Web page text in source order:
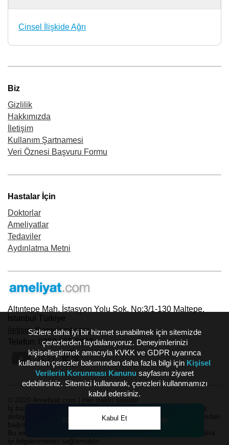
Sizlere daha iyi bir hizmet sunabilmek için sitemizde
çerezlerden faydalanıyoruz. Deneyimlerinizi
kişiselleştirmek amacıyla KVKK ve GDPR uyarınca
kullanılan çerezler bakımından daha fazla bilgi için Kişisel
Verilerin Korunması Kanunu sayfasını ziyaret
edebilirsiniz. Sitemizi kullanarak, çerezleri kullanmamızı
kabul edersiniz.
Kabul Et
Cinsel İlişkide Ağrı
TEDAVİYİ YAPAN DOKTORLAR
Biz
Gizlilik
Hakkımızda
İletişim
Kullanım Şartnamesi
Veri Öznesi Başvuru Formu
Hastalar İçin
Doktorlar
Ameliyatlar
Tedaviler
Aydınlatma Metni
Altıntepe Mah. İstasyon Yolu Sok. No:3/1-130 Maltepe,
İstanbul Türkiye
iletisim@ameliyat.com
Telefon: 0850 255 3333
İş bu sayfada yer alan yorumlar, ilgili doktorun doğrudan veya
dolaylı emri, talebi ve/veya ricası olmaksızın, ilgili hasta tarafından